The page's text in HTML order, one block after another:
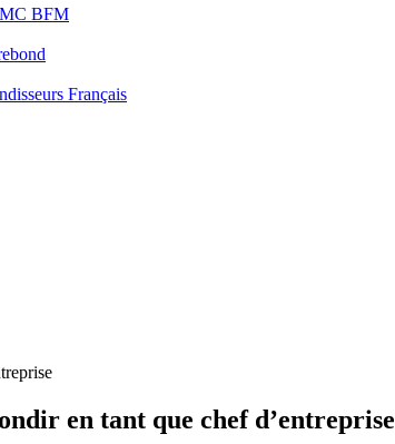
BFM
Français
en tant que chef d’entreprise